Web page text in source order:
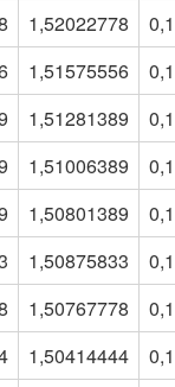
1,52022778
1,51575556
1,51281389
1,51006389
1,50801389
1,50875833
1,50767778
1,50414444